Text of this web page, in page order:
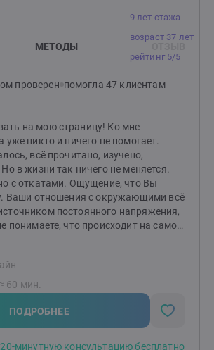
нужна осторожность и глубина. Но
точечный, часто хватает
чтобы найти решение. Если
чертежам — будем работать дольше,
на 20-минутную встречу, чтобы
маршрут работы и получить
Жду Вас :)
9 лет стажа
возраст 37 лет
рейтинг 5/5
МЕТОДЫ
проверен помогла 47 клиентам
на мою страницу! Ко мне
уже никто и ничего не помогает.
всё прочитано, изучено,
в жизни так ничего не меняется.
с откатами. Ощущение, что Вы
Ваши отношения с окружающими всё
постоянного напряжения,
понимаете, что происходит на самом
зависимых отношений с
бесконфликтных, уважительных,
Тем, что я постоянно
терапию, она обострила во мне
я уже не могу проводить сессии с
60 мин.
ПОДРОБНЕЕ
минутную консультацию бесплатно